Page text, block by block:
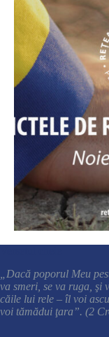
„Dacă poporul Meu
va smeri, se va ruga, şi
căile lui rele – îl voi
voi tămădui ţara”. (2